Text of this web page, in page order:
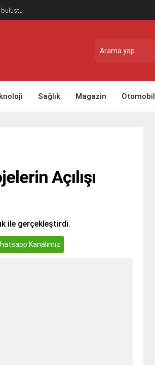
buluştu
Sağlık Magazin Otomobil
Açılışı
ile gerçekleştirdi.
Kanalımız